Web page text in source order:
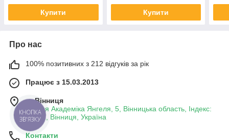
Купити Купити
Про нас
100% позитивних з 212 відгуків за рік
Працює з 15.03.2013
м. Вінниця
вулиця Академіка Янгеля, 5, Вінницька область, Індекс:
21001, Вінниця, Україна
Контакти
КНОПКА
ЗВ'ЯЗКУ